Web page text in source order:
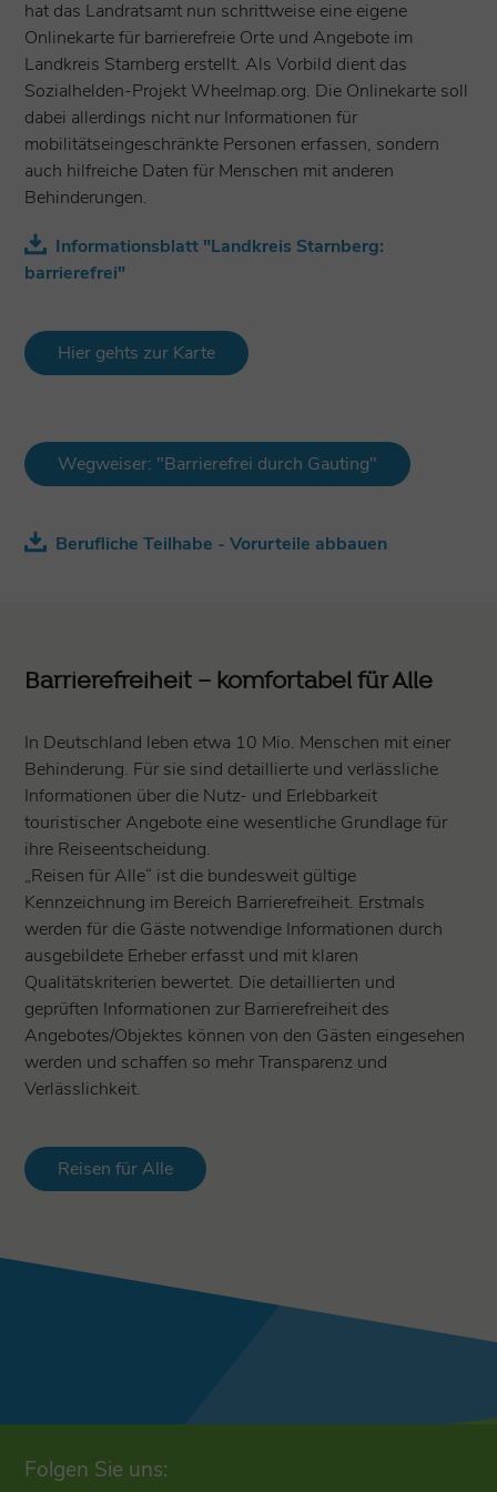
hat das Landratsamt nun schrittweise eine eigene
Onlinekarte für barrierefreie Orte und Angebote im
Landkreis Starnberg erstellt. Als Vorbild dient das
Sozialhelden-Projekt Wheelmap.org. Die Onlinekarte soll
dabei allerdings nicht nur Informationen für
mobilitätseingeschränkte Personen erfassen, sondern
auch hilfreiche Daten für Menschen mit anderen
Behinderungen.
Informationsblatt "Landkreis Starnberg:
barrierefrei"
Hier gehts zur Karte
Wegweiser: "Barrierefrei durch Gauting"
Berufliche Teilhabe - Vorurteile abbauen
Barrierefreiheit – komfortabel für Alle
In Deutschland leben etwa 10 Mio. Menschen mit einer
Behinderung. Für sie sind detaillierte und verlässliche
Informationen über die Nutz- und Erlebbarkeit
touristischer Angebote eine wesentliche Grundlage für
ihre Reiseentscheidung.
„Reisen für Alle“ ist die bundesweit gültige
Kennzeichnung im Bereich Barrierefreiheit. Erstmals
werden für die Gäste notwendige Informationen durch
ausgebildete Erheber erfasst und mit klaren
Qualitätskriterien bewertet. Die detaillierten und
geprüften Informationen zur Barrierefreiheit des
Angebotes/Objektes können von den Gästen eingesehen
werden und schaffen so mehr Transparenz und
Verlässlichkeit.
Reisen für Alle
Folgen Sie uns: